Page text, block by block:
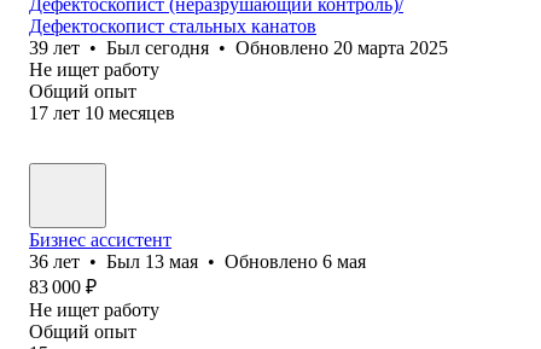
Дефектоскопист стальных канатов
39 лет • Был сегодня • Обновлено 20 марта 2025
Не ищет работу
Общий опыт
17 лет 10 месяцев
Бизнес ассистент
36 лет • Был 13 мая • Обновлено 6 мая
83 000 ₽
Не ищет работу
Общий опыт